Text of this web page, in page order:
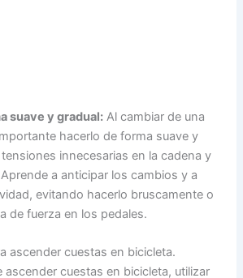
suave y gradual: Al cambiar de una
hacerlo de forma suave y
innecesarias en la cadena y
a anticipar los cambios y a
evitando hacerlo bruscamente o
de fuerza en los pedales.
ascender cuestas en bicicleta.
ascender cuestas en bicicleta, utilizar